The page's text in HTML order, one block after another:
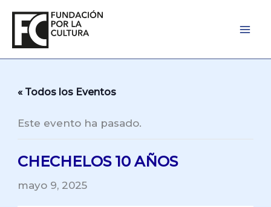
contenido
« Todos los Eventos
Este evento ha pasado.
CHECHELOS 10 AÑOS
mayo 9, 2025